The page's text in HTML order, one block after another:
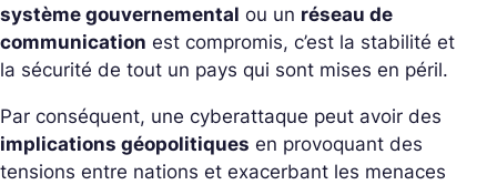
système gouvernemental ou un réseau de
communication est compromis, c’est la stabilité et
la sécurité de tout un pays qui sont mises en péril.
Par conséquent, une cyberattaque peut avoir des
implications géopolitiques en provoquant des
tensions entre nations et exacerbant les menaces